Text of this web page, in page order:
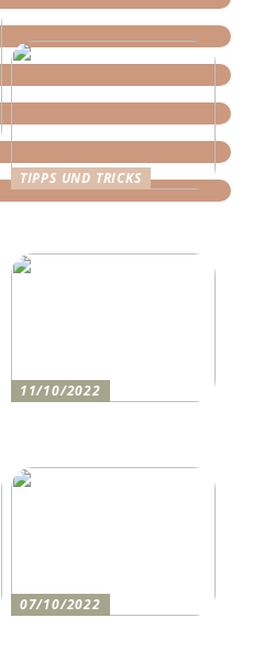
TIPPS UND TRICKS
11/10/2022
07/10/2022